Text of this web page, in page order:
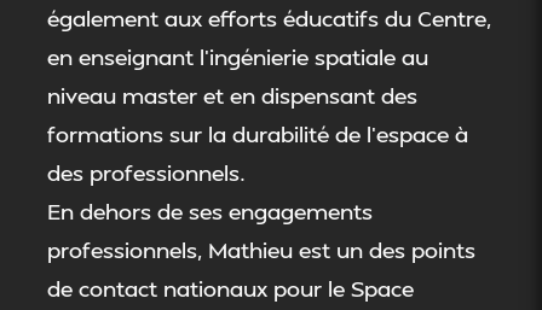
également aux efforts éducatifs du Centre,
en enseignant l’ingénierie spatiale au
niveau master et en dispensant des
formations sur la durabilité de l’espace à
des professionnels.
En dehors de ses engagements
professionnels, Mathieu est un des points
de contact nationaux pour le Space